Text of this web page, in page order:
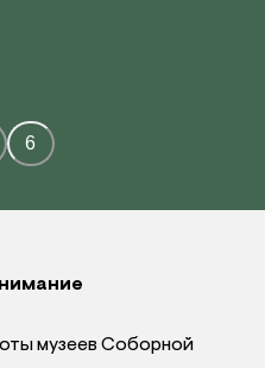
6
музеев Соборной